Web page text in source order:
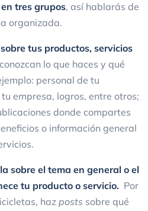
tres grupos, así hablarás de
organizada.
tus productos, servicios
lo que haces y qué
personal de tu
empresa, logros, entre otros;
donde compartes
o información general
sobre el tema en general o el
tu producto o servicio. Por
hazposts sobre qué